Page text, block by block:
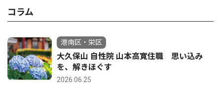
コラム
港南区・栄区
大久保山 自性院 山本高寛住職 思い込み
を、解きほぐす
2026.06.25